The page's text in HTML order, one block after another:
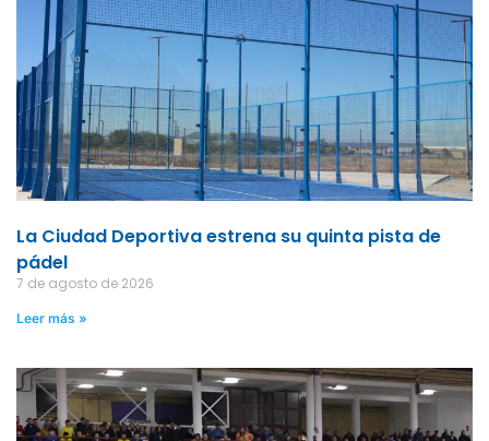
La Ciudad Deportiva estrena su quinta pista de
pádel
7 de agosto de 2026
Leer más »